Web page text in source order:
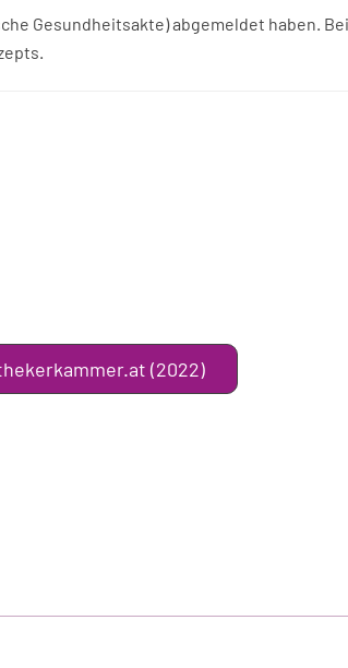
Gesundheitsakte) abgemeldet haben.
(2022)